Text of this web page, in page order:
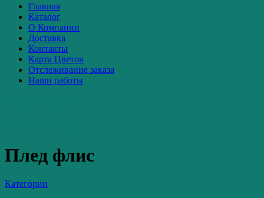
Главная
Каталог
О Компании
Доставка
Контакты
Карта Цветов
Отслеживание заказа
Наши работы
Плед флис
Категории